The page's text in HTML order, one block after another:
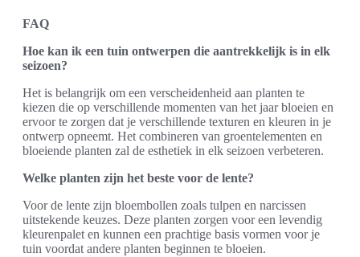
FAQ
Hoe kan ik een tuin ontwerpen die aantrekkelijk is in elk
seizoen?
Het is belangrijk om een verscheidenheid aan planten te
kiezen die op verschillende momenten van het jaar bloeien en
ervoor te zorgen dat je verschillende texturen en kleuren in je
ontwerp opneemt. Het combineren van groentelementen en
bloeiende planten zal de esthetiek in elk seizoen verbeteren.
Welke planten zijn het beste voor de lente?
Voor de lente zijn bloembollen zoals tulpen en narcissen
uitstekende keuzes. Deze planten zorgen voor een levendig
kleurenpalet en kunnen een prachtige basis vormen voor je
tuin voordat andere planten beginnen te bloeien.